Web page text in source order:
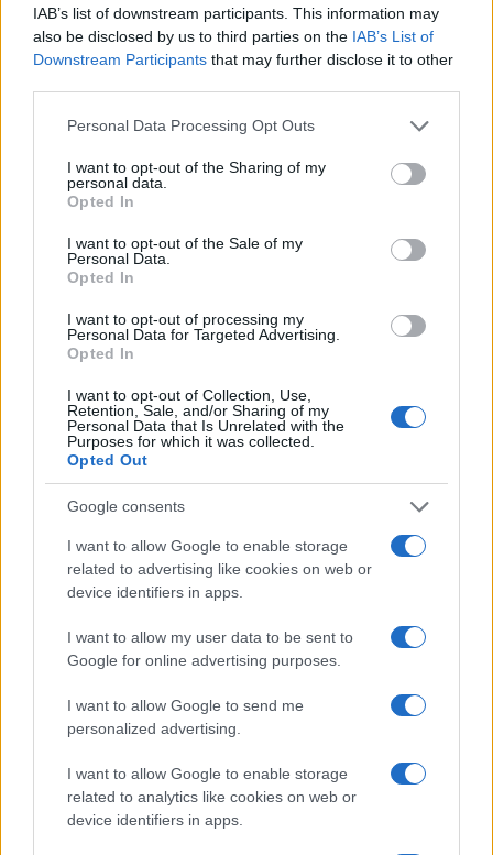
IAB’s list of downstream participants. This information may
also be disclosed by us to third parties on the IAB’s List of
Downstream Participants that may further disclose it to other
Please note that this website/app uses one or more Google
not limited to your visit or usage behaviour. You may click to
grant or deny consent to Google and its third-party tags to
use your data for below specified purposes in below Google
consent section.
Personal Data Processing Opt Outs
I want to opt-out of the Sharing of my
personal data.
Opted In
I want to opt-out of the Sale of my
Personal Data.
Opted In
I want to opt-out of processing my
Personal Data for Targeted Advertising.
Opted In
I want to opt-out of Collection, Use,
Retention, Sale, and/or Sharing of my
Personal Data that Is Unrelated with the
Purposes for which it was collected.
Opted Out
Google consents
I want to allow Google to enable storage
related to advertising like cookies on web or
device identifiers in apps.
I want to allow my user data to be sent to
Google for online advertising purposes.
I want to allow Google to send me
personalized advertising.
I want to allow Google to enable storage
related to analytics like cookies on web or
device identifiers in apps.
εκατ. ευρώ και αύξηση
κερδών 57% - Τα νέα
στοιχήματα σε low & non
Χρηματοοικονομικός
σύμβουλος της ΔΕΗ για την
Η Chery επενδύει 75 εκατ. δολάρια στην KG Mobility
από 18.990 ευρώ
Ατρόμητος και Novibet
18η συνεχόμενη χρονιά για τον ΟΤΕ στη διεθνή σειρά
δεικτών FTSE4Good